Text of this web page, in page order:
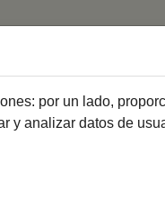
Institucional Gobierno
por un lado,
y analizar datos de